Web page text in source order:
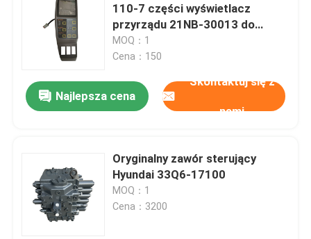
110-7 części wyświetlacz
przyrządu 21NB-30013 do
wymiany
MOQ：1
Cena：150
Najlepsza cena
Skontaktuj się z
nami
Oryginalny zawór sterujący
Hyundai 33Q6-17100
MOQ：1
Cena：3200